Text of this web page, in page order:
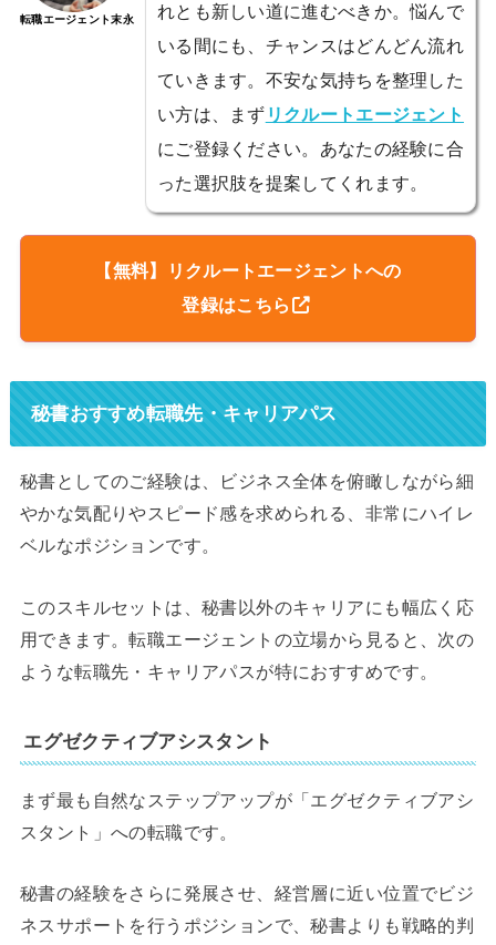
転職エージェント末永
れとも新しい道に進むべきか。悩んで
いる間にも、チャンスはどんどん流れ
ていきます。不安な気持ちを整理した
い方は、まず リクルートエージェント
にご登録ください。あなたの経験に合
った選択肢を提案してくれます。
【無料】リクルートエージェントへの
登録はこちら
秘書おすすめ転職先・キャリアパス
秘書としてのご経験は、ビジネス全体を俯瞰しながら細
やかな気配りやスピード感を求められる、非常にハイレ
ベルなポジションです。
このスキルセットは、秘書以外のキャリアにも幅広く応
用できます。転職エージェントの立場から見ると、次の
ような転職先・キャリアパスが特におすすめです。
エグゼクティブアシスタント
まず最も自然なステップアップが「エグゼクティブアシ
スタント」への転職です。
秘書の経験をさらに発展させ、経営層に近い位置でビジ
ネスサポートを行うポジションで、秘書よりも戦略的判